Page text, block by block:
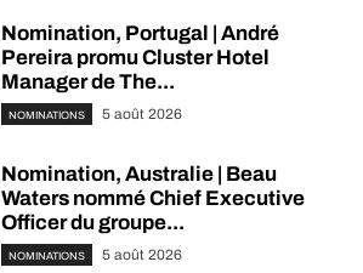
Nomination, Portugal | André
Pereira promu Cluster Hotel
Manager de The...
NOMINATIONS 5 août 2026
Nomination, Australie | Beau
Waters nommé Chief Executive
Officer du groupe...
NOMINATIONS 5 août 2026